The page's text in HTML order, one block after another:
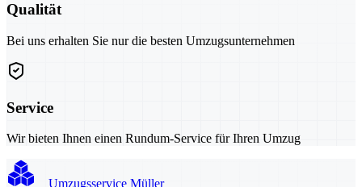
Qualität
Bei uns erhalten Sie nur die besten Umzugsunternehmen
Service
Wir bieten Ihnen einen Rundum-Service für Ihren Umzug
Umzugsservice Müller